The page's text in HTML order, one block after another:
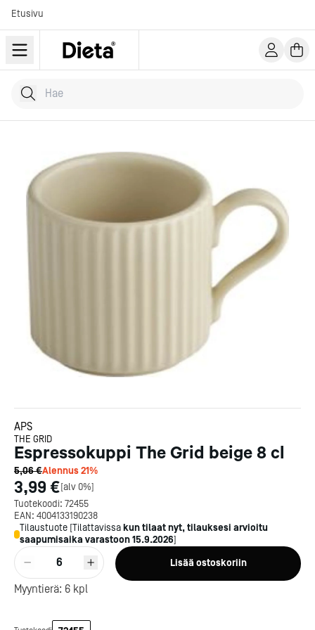
Etusivu
Hae tuotteita
Kirjoita hakusana...
APS
THE GRID
Espressokuppi The Grid beige 8 cl
5,06 €Alennus21%
3,99 €[alv 0%]
Tuotekoodi: 72455
EAN: 4004133190238
Tilaustuote [Tilattavissa kun tilaat nyt, tilauksesi arvioitu
saapumisaika varastoon15.9.2026]
6 Lisää ostoskoriin
Myyntierä: 6 kpl
Kotipizza on vuonna 1987
perustettu yritys, jolla on yli
300 ravintolaa eri puolella
Suomea. Dieta on tehnyt
yhteistyötä, ja olemme